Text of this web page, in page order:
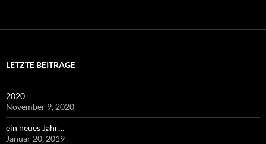
LETZTE BEITRÄGE
2020
November 9, 2020
ein neues Jahr…
Januar 20, 2019